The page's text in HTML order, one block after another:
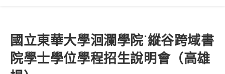
國立東華大學洄瀾學院˙縱谷跨域書
院學士學位學程招生說明會（高雄